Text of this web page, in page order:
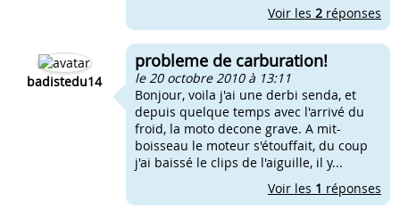
Voir les 2 réponses
badistedu14
probleme de carburation!
le 20 octobre 2010 à 13:11
Bonjour, voila j'ai une derbi senda, et
depuis quelque temps avec l'arrivé du
froid, la moto decone grave. A mit-
boisseau le moteur s'étouffait, du coup
j'ai baissé le clips de l'aiguille, il y...
Voir les 1 réponses